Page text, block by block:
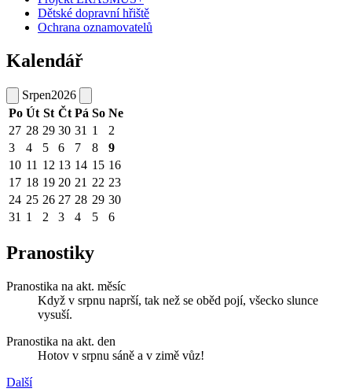
Dětské dopravní hřiště
Ochrana oznamovatelů
Kalendář
Srpen2026
Po Út St Čt Pá So Ne
27 28 29 30 31 1
2
3
4 5 6 7 8
9
10 11 12 13 14 15 16
17 18 19 20 21 22 23
24 25 26 27 28 29 30
31 1 2 3 4 5 6
Pranostiky
Pranostika na akt. měsíc
Když v srpnu naprší, tak než se oběd pojí, všecko slunce
vysuší.
Pranostika na akt. den
Hotov v srpnu sáně a v zimě vůz!
Další